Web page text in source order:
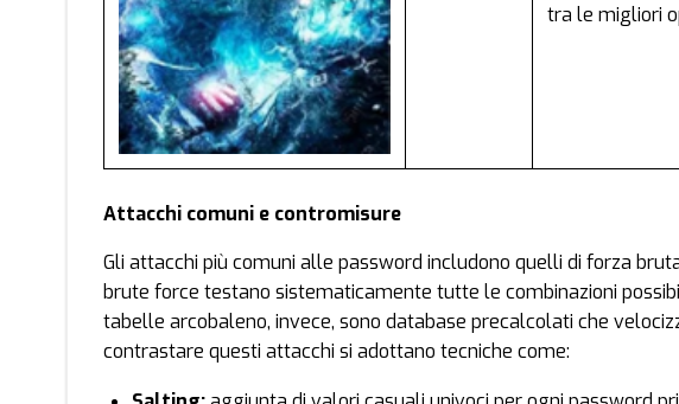
tra le migliori
Attacchi comuni e contromisure
Gli attacchi più comuni alle password includono quelli di forza
brute force testano sistematicamente tutte le combinazioni
tabelle arcobaleno, invece, sono database precalcolati che
contrastare questi attacchi si adottano tecniche come: